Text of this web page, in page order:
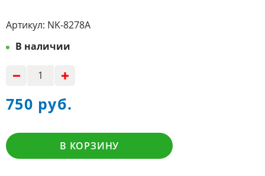
Артикул: NK-8278A
В наличии
750 руб.
В КОРЗИНУ